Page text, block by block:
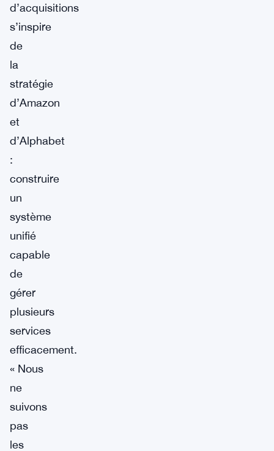
d’acquisitions
s’inspire
de
la
stratégie
d’Amazon
et
d’Alphabet
:
construire
un
système
unifié
capable
de
gérer
plusieurs
services
efficacement.
« Nous
ne
suivons
pas
les